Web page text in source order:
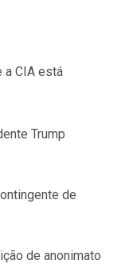
a CIA está
Trump
de
de anonimato